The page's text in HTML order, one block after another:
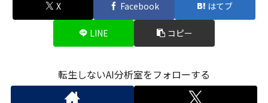
X Facebook はてブ
LINE コピー
転生しないAI分析室をフォローする